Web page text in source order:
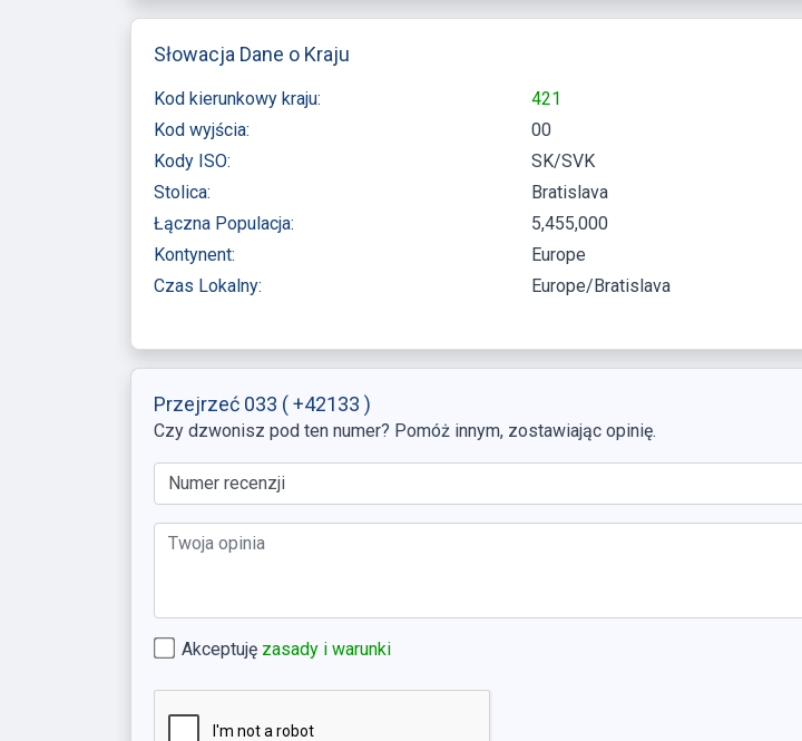
Słowacja Dane o Kraju
Kod kierunkowy kraju:
421
Kod wyjścia:
00
Kody ISO:
SK/SVK
Stolica:
Bratislava
Łączna Populacja:
5,455,000
Kontynent:
Europe
Czas Lokalny:
Europe/Bratislava
Przejrzeć 033 ( +42133 )
Czy dzwonisz pod ten numer? Pomóż innym, zostawiając opinię.
Akceptuję zasady i warunki